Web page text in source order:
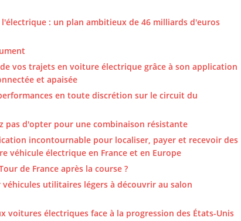
: un plan ambitieux de 46 milliards d'euros
vos trajets en voiture électrique grâce à son application
et apaisée
en toute discrétion sur le circuit du
pas d'opter pour une combinaison résistante
incontournable pour localiser, payer et recevoir des
véhicule électrique en France et en Europe
de France après la course ?
utilitaires légers à découvrir au salon
voitures électriques face à la progression des États-Unis